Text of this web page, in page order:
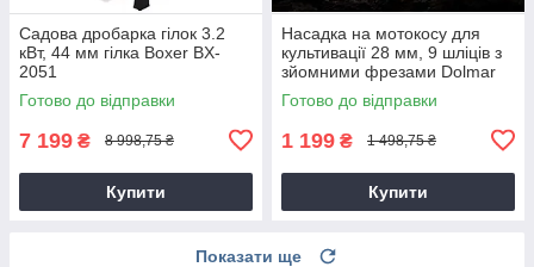
Садова дробарка гілок 3.2
кВт, 44 мм гілка Boxer BX-
2051
Готово до відправки
7 199 ₴ 8 998,75 ₴
Купити
Насадка на мотокосу для
культивації 28 мм, 9 шліців з
зйомними фрезами Dolmar
9T28
Готово до відправки
1 199 ₴ 1 498,75 ₴
Купити
Показати ще